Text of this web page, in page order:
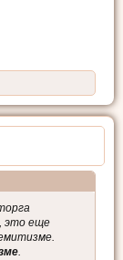
это еще
.